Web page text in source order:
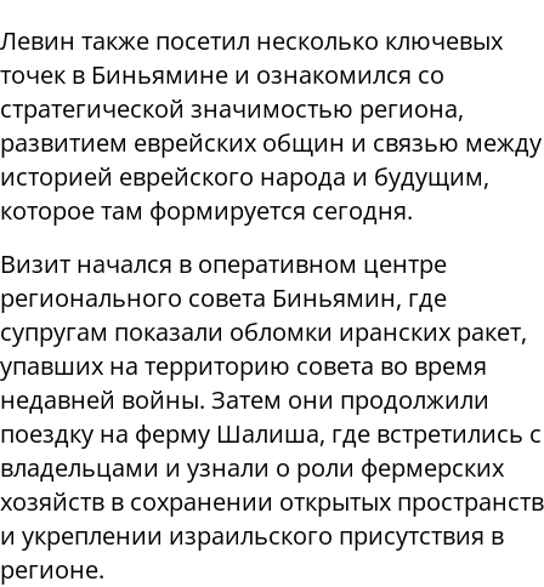
Левин также посетил несколько ключевых
точек в Биньямине и ознакомился со
стратегической значимостью региона,
развитием еврейских общин и связью между
историей еврейского народа и будущим,
которое там формируется сегодня.
Визит начался в оперативном центре
регионального совета Биньямин, где
супругам показали обломки иранских ракет,
упавших на территорию совета во время
недавней войны. Затем они продолжили
поездку на ферму Шалиша, где встретились с
владельцами и узнали о роли фермерских
хозяйств в сохранении открытых пространств
и укреплении израильского присутствия в
регионе.